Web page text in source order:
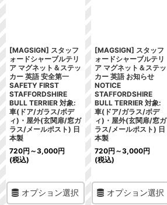
[MAGSIGN] スタッフ
ォードシャーブルテリ
ア マグネット＆ステッ
カー 英語 安全第一
SAFETY FIRST
STAFFORDSHIRE
BULL TERRIER 対象:
車(ドア/ガラス/ボデ
ィ)・屋外(玄関扉/窓ガ
ラス/メールポスト) 日
本製
720円 ～3,000円
(税込)
オプション選択
[MAGSIGN] スタッフ
ォードシャーブルテリ
ア マグネット＆ステッ
カー 英語 お知らせ
NOTICE
STAFFORDSHIRE
BULL TERRIER 対象:
車(ドア/ガラス/ボデ
ィ)・屋外(玄関扉/窓ガ
ラス/メールポスト) 日
本製
720円 ～3,000円
(税込)
オプション選択